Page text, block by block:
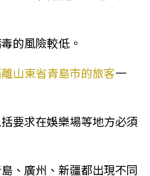
的風險較低。
山東省青島市的旅客一
要求在娛樂場等地方必須
、廣州、新疆都出現不同